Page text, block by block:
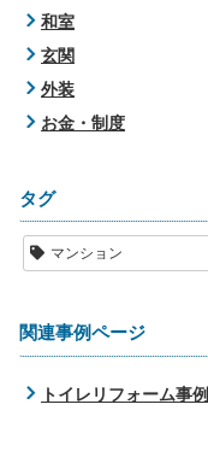
和室
玄関
外装
お金・制度
タグ
マンション
関連事例ページ
トイレリフォーム事例